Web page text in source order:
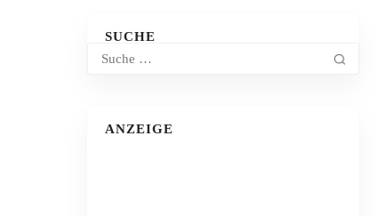
SUCHE
ANZEIGE